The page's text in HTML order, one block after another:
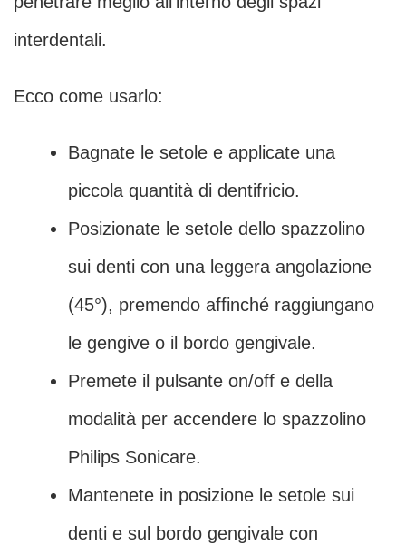
interdentali.
Ecco come usarlo:
Bagnate le setole e applicate una
piccola quantità di dentifricio.
Posizionate le setole dello spazzolino
sui denti con una leggera angolazione
(45°), premendo affinché raggiungano
le gengive o il bordo gengivale.
Premete il pulsante on/off e della
modalità per accendere lo spazzolino
Philips Sonicare.
Mantenete in posizione le setole sui
denti e sul bordo gengivale con